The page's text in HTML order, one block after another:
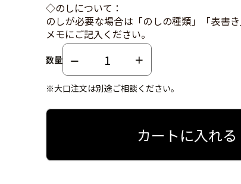
◇のしについて：
のしが必要な場合は「のしの種類」「表書
メモにご記入ください。
数量
※大口注文は別途ご相談ください。
カートに入れる